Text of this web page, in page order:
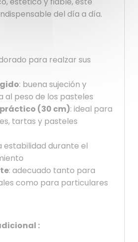
del día a día.
para realzar sus
: buena sujeción y
al peso de los pasteles
(30 cm): ideal para
tartas y pasteles
estabilidad durante el
: adecuado tanto para
como para particulares
: